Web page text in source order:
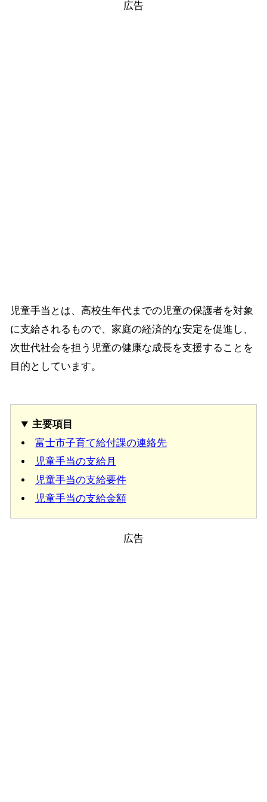
児童手当とは、高校生年代までの児童の保護者を対象
に支給されるもので、家庭の経済的な安定を促進し、
次世代社会を担う児童の健康な成長を支援することを
目的としています。
主要項目
富士市子育て給付課の連絡先
児童手当の支給月
児童手当の支給要件
児童手当の支給金額